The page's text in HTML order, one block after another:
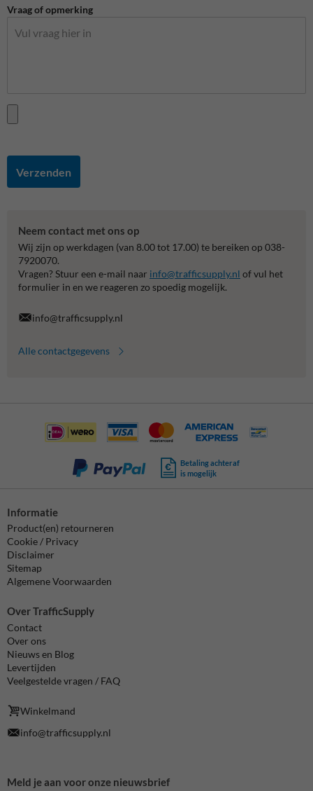
Vraag of opmerking
Verzenden
Neem contact met ons op
Wij zijn op werkdagen (van 8.00 tot 17.00) te bereiken op 038-
7920070.
Vragen? Stuur een e-mail naar info@trafficsupply.nl of vul het
formulier in en we reageren zo spoedig mogelijk.
info@trafficsupply.nl
Alle contactgegevens
Betaling achteraf
is mogelijk
Informatie
Product(en) retourneren
Cookie / Privacy
Disclaimer
Sitemap
Algemene Voorwaarden
Over TrafficSupply
Contact
Over ons
Nieuws en Blog
Levertijden
Veelgestelde vragen / FAQ
Winkelmand
info@trafficsupply.nl
Meld je aan voor onze nieuwsbrief